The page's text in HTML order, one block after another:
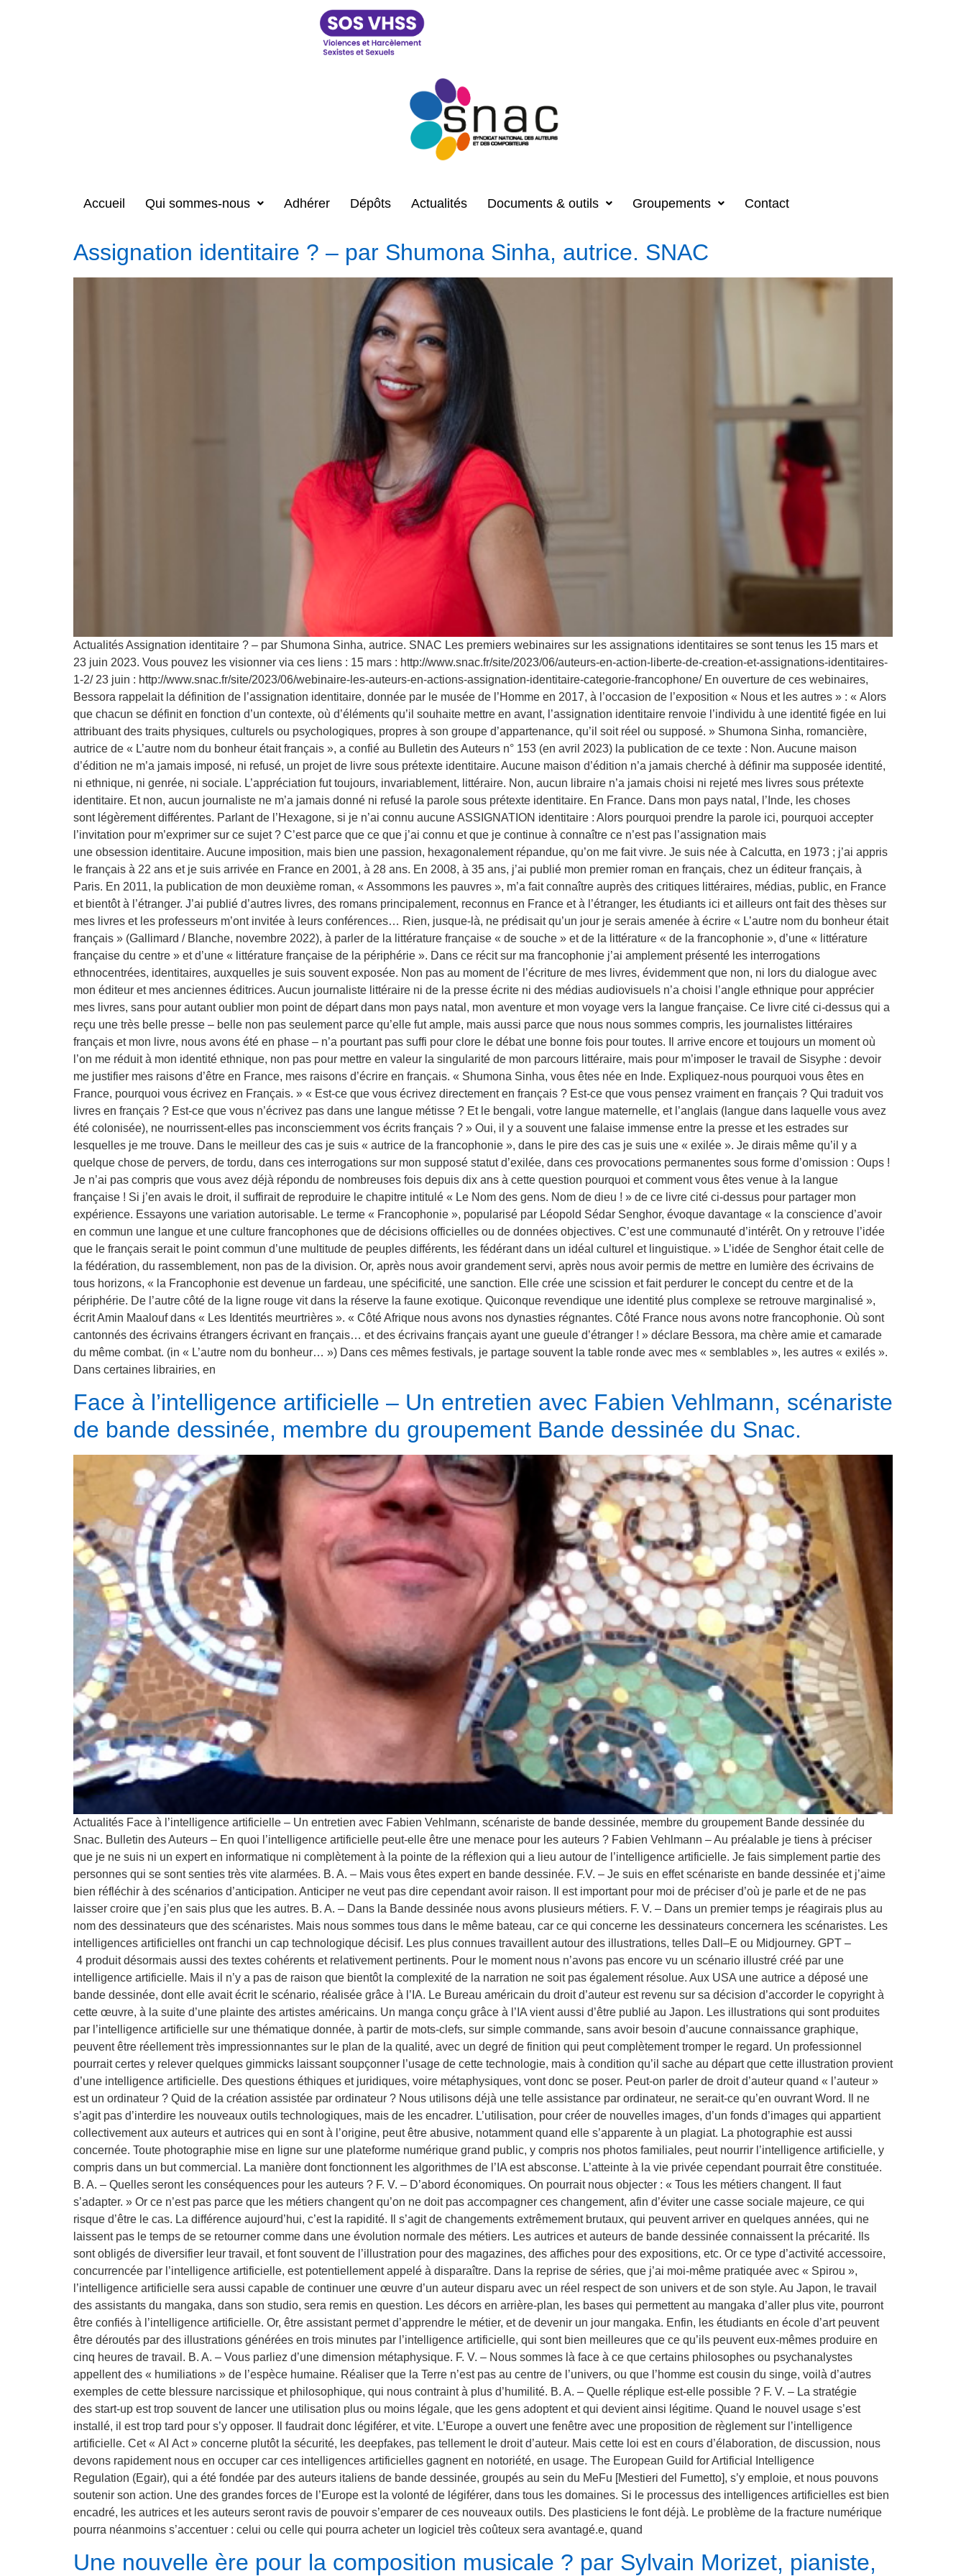
Accueil Qui sommes-nous Adhérer Dépôts Actualités Documents & outils Groupements Contact
Assignation identitaire ? – par Shumona Sinha, autrice. SNAC
Actualités Assignation identitaire ? – par Shumona Sinha, autrice. SNAC Les premiers webinaires sur les assignations identitaires se sont tenus les 15 mars et
23 juin 2023. Vous pouvez les visionner via ces liens : 15 mars : http://www.snac.fr/site/2023/06/auteurs-en-action-liberte-de-creation-et-assignations-identitaires-
1-2/ 23 juin : http://www.snac.fr/site/2023/06/webinaire-les-auteurs-en-actions-assignation-identitaire-categorie-francophone/ En ouverture de ces webinaires,
Bessora rappelait la définition de l’assignation identitaire, donnée par le musée de l’Homme en 2017, à l’occasion de l’exposition « Nous et les autres » : « Alors
que chacun se définit en fonction d’un contexte, où d’éléments qu’il souhaite mettre en avant, l’assignation identitaire renvoie l’individu à une identité figée en lui
attribuant des traits physiques, culturels ou psychologiques, propres à son groupe d’appartenance, qu’il soit réel ou supposé. » Shumona Sinha, romancière,
autrice de « L’autre nom du bonheur était français », a confié au Bulletin des Auteurs n° 153 (en avril 2023) la publication de ce texte : Non. Aucune maison
d’édition ne m’a jamais imposé, ni refusé, un projet de livre sous prétexte identitaire. Aucune maison d’édition n’a jamais cherché à définir ma supposée identité,
ni ethnique, ni genrée, ni sociale. L’appréciation fut toujours, invariablement, littéraire. Non, aucun libraire n’a jamais choisi ni rejeté mes livres sous prétexte
identitaire. Et non, aucun journaliste ne m’a jamais donné ni refusé la parole sous prétexte identitaire. En France. Dans mon pays natal, l’Inde, les choses
sont légèrement différentes. Parlant de l’Hexagone, si je n’ai connu aucune ASSIGNATION identitaire : Alors pourquoi prendre la parole ici, pourquoi accepter
l’invitation pour m’exprimer sur ce sujet ? C’est parce que ce que j’ai connu et que je continue à connaître ce n’est pas l’assignation mais
une obsession identitaire. Aucune imposition, mais bien une passion, hexagonalement répandue, qu’on me fait vivre. Je suis née à Calcutta, en 1973 ; j’ai appris
le français à 22 ans et je suis arrivée en France en 2001, à 28 ans. En 2008, à 35 ans, j’ai publié mon premier roman en français, chez un éditeur français, à
Paris. En 2011, la publication de mon deuxième roman, « Assommons les pauvres », m’a fait connaître auprès des critiques littéraires, médias, public, en France
et bientôt à l’étranger. J’ai publié d’autres livres, des romans principalement, reconnus en France et à l’étranger, les étudiants ici et ailleurs ont fait des thèses sur
mes livres et les professeurs m’ont invitée à leurs conférences… Rien, jusque-là, ne prédisait qu’un jour je serais amenée à écrire « L’autre nom du bonheur était
français » (Gallimard / Blanche, novembre 2022), à parler de la littérature française « de souche » et de la littérature « de la francophonie », d’une « littérature
française du centre » et d’une « littérature française de la périphérie ». Dans ce récit sur ma francophonie j’ai amplement présenté les interrogations
ethnocentrées, identitaires, auxquelles je suis souvent exposée. Non pas au moment de l’écriture de mes livres, évidemment que non, ni lors du dialogue avec
mon éditeur et mes anciennes éditrices. Aucun journaliste littéraire ni de la presse écrite ni des médias audiovisuels n’a choisi l’angle ethnique pour apprécier
mes livres, sans pour autant oublier mon point de départ dans mon pays natal, mon aventure et mon voyage vers la langue française. Ce livre cité ci-dessus qui a
reçu une très belle presse – belle non pas seulement parce qu’elle fut ample, mais aussi parce que nous nous sommes compris, les journalistes littéraires
français et mon livre, nous avons été en phase – n’a pourtant pas suffi pour clore le débat une bonne fois pour toutes. Il arrive encore et toujours un moment où
l’on me réduit à mon identité ethnique, non pas pour mettre en valeur la singularité de mon parcours littéraire, mais pour m’imposer le travail de Sisyphe : devoir
me justifier mes raisons d’être en France, mes raisons d’écrire en français. « Shumona Sinha, vous êtes née en Inde. Expliquez-nous pourquoi vous êtes en
France, pourquoi vous écrivez en Français. » « Est-ce que vous écrivez directement en français ? Est-ce que vous pensez vraiment en français ? Qui traduit vos
livres en français ? Est-ce que vous n’écrivez pas dans une langue métisse ? Et le bengali, votre langue maternelle, et l’anglais (langue dans laquelle vous avez
été colonisée), ne nourrissent-elles pas inconsciemment vos écrits français ? » Oui, il y a souvent une falaise immense entre la presse et les estrades sur
lesquelles je me trouve. Dans le meilleur des cas je suis « autrice de la francophonie », dans le pire des cas je suis une « exilée ». Je dirais même qu’il y a
quelque chose de pervers, de tordu, dans ces interrogations sur mon supposé statut d’exilée, dans ces provocations permanentes sous forme d’omission : Oups !
Je n’ai pas compris que vous avez déjà répondu de nombreuses fois depuis dix ans à cette question pourquoi et comment vous êtes venue à la langue
française ! Si j’en avais le droit, il suffirait de reproduire le chapitre intitulé « Le Nom des gens. Nom de dieu ! » de ce livre cité ci-dessus pour partager mon
expérience. Essayons une variation autorisable. Le terme « Francophonie », popularisé par Léopold Sédar Senghor, évoque davantage « la conscience d’avoir
en commun une langue et une culture francophones que de décisions officielles ou de données objectives. C’est une communauté d’intérêt. On y retrouve l’idée
que le français serait le point commun d’une multitude de peuples différents, les fédérant dans un idéal culturel et linguistique. » L’idée de Senghor était celle de
la fédération, du rassemblement, non pas de la division. Or, après nous avoir grandement servi, après nous avoir permis de mettre en lumière des écrivains de
tous horizons, « la Francophonie est devenue un fardeau, une spécificité, une sanction. Elle crée une scission et fait perdurer le concept du centre et de la
périphérie. De l’autre côté de la ligne rouge vit dans la réserve la faune exotique. Quiconque revendique une identité plus complexe se retrouve marginalisé »,
écrit Amin Maalouf dans « Les Identités meurtrières ». « Côté Afrique nous avons nos dynasties régnantes. Côté France nous avons notre francophonie. Où sont
cantonnés des écrivains étrangers écrivant en français… et des écrivains français ayant une gueule d’étranger ! » déclare Bessora, ma chère amie et camarade
du même combat. (in « L’autre nom du bonheur… ») Dans ces mêmes festivals, je partage souvent la table ronde avec mes « semblables », les autres « exilés ».
Dans certaines librairies, en
Face à l’intelligence artificielle – Un entretien avec Fabien Vehlmann, scénariste
de bande dessinée, membre du groupement Bande dessinée du Snac.
Actualités Face à l’intelligence artificielle – Un entretien avec Fabien Vehlmann, scénariste de bande dessinée, membre du groupement Bande dessinée du
Snac. Bulletin des Auteurs – En quoi l’intelligence artificielle peut-elle être une menace pour les auteurs ? Fabien Vehlmann – Au préalable je tiens à préciser
que je ne suis ni un expert en informatique ni complètement à la pointe de la réflexion qui a lieu autour de l’intelligence artificielle. Je fais simplement partie des
personnes qui se sont senties très vite alarmées. B. A. – Mais vous êtes expert en bande dessinée. F.V. – Je suis en effet scénariste en bande dessinée et j’aime
bien réfléchir à des scénarios d’anticipation. Anticiper ne veut pas dire cependant avoir raison. Il est important pour moi de préciser d’où je parle et de ne pas
laisser croire que j’en sais plus que les autres. B. A. – Dans la Bande dessinée nous avons plusieurs métiers. F. V. – Dans un premier temps je réagirais plus au
nom des dessinateurs que des scénaristes. Mais nous sommes tous dans le même bateau, car ce qui concerne les dessinateurs concernera les scénaristes. Les
intelligences artificielles ont franchi un cap technologique décisif. Les plus connues travaillent autour des illustrations, telles Dall–E ou Midjourney. GPT –
4 produit désormais aussi des textes cohérents et relativement pertinents. Pour le moment nous n’avons pas encore vu un scénario illustré créé par une
intelligence artificielle. Mais il n’y a pas de raison que bientôt la complexité de la narration ne soit pas également résolue. Aux USA une autrice a déposé une
bande dessinée, dont elle avait écrit le scénario, réalisée grâce à l’IA. Le Bureau américain du droit d’auteur est revenu sur sa décision d’accorder le copyright à
cette œuvre, à la suite d’une plainte des artistes américains. Un manga conçu grâce à l’IA vient aussi d’être publié au Japon. Les illustrations qui sont produites
par l’intelligence artificielle sur une thématique donnée, à partir de mots-clefs, sur simple commande, sans avoir besoin d’aucune connaissance graphique,
peuvent être réellement très impressionnantes sur le plan de la qualité, avec un degré de finition qui peut complètement tromper le regard. Un professionnel
pourrait certes y relever quelques gimmicks laissant soupçonner l’usage de cette technologie, mais à condition qu’il sache au départ que cette illustration provient
d’une intelligence artificielle. Des questions éthiques et juridiques, voire métaphysiques, vont donc se poser. Peut-on parler de droit d’auteur quand « l’auteur »
est un ordinateur ? Quid de la création assistée par ordinateur ? Nous utilisons déjà une telle assistance par ordinateur, ne serait-ce qu’en ouvrant Word. Il ne
s’agit pas d’interdire les nouveaux outils technologiques, mais de les encadrer. L’utilisation, pour créer de nouvelles images, d’un fonds d’images qui appartient
collectivement aux auteurs et autrices qui en sont à l’origine, peut être abusive, notamment quand elle s’apparente à un plagiat. La photographie est aussi
concernée. Toute photographie mise en ligne sur une plateforme numérique grand public, y compris nos photos familiales, peut nourrir l’intelligence artificielle, y
compris dans un but commercial. La manière dont fonctionnent les algorithmes de l’IA est absconse. L’atteinte à la vie privée cependant pourrait être constituée.
B. A. – Quelles seront les conséquences pour les auteurs ? F. V. – D’abord économiques. On pourrait nous objecter : « Tous les métiers changent. Il faut
s’adapter. » Or ce n’est pas parce que les métiers changent qu’on ne doit pas accompagner ces changement, afin d’éviter une casse sociale majeure, ce qui
risque d’être le cas. La différence aujourd’hui, c’est la rapidité. Il s’agit de changements extrêmement brutaux, qui peuvent arriver en quelques années, qui ne
laissent pas le temps de se retourner comme dans une évolution normale des métiers. Les autrices et auteurs de bande dessinée connaissent la précarité. Ils
sont obligés de diversifier leur travail, et font souvent de l’illustration pour des magazines, des affiches pour des expositions, etc. Or ce type d’activité accessoire,
concurrencée par l’intelligence artificielle, est potentiellement appelé à disparaître. Dans la reprise de séries, que j’ai moi-même pratiquée avec « Spirou »,
l’intelligence artificielle sera aussi capable de continuer une œuvre d’un auteur disparu avec un réel respect de son univers et de son style. Au Japon, le travail
des assistants du mangaka, dans son studio, sera remis en question. Les décors en arrière-plan, les bases qui permettent au mangaka d’aller plus vite, pourront
être confiés à l’intelligence artificielle. Or, être assistant permet d’apprendre le métier, et de devenir un jour mangaka. Enfin, les étudiants en école d’art peuvent
être déroutés par des illustrations générées en trois minutes par l’intelligence artificielle, qui sont bien meilleures que ce qu’ils peuvent eux-mêmes produire en
cinq heures de travail. B. A. – Vous parliez d’une dimension métaphysique. F. V. – Nous sommes là face à ce que certains philosophes ou psychanalystes
appellent des « humiliations » de l’espèce humaine. Réaliser que la Terre n’est pas au centre de l’univers, ou que l’homme est cousin du singe, voilà d’autres
exemples de cette blessure narcissique et philosophique, qui nous contraint à plus d’humilité. B. A. – Quelle réplique est-elle possible ? F. V. – La stratégie
des start-up est trop souvent de lancer une utilisation plus ou moins légale, que les gens adoptent et qui devient ainsi légitime. Quand le nouvel usage s’est
installé, il est trop tard pour s’y opposer. Il faudrait donc légiférer, et vite. L’Europe a ouvert une fenêtre avec une proposition de règlement sur l’intelligence
artificielle. Cet « AI Act » concerne plutôt la sécurité, les deepfakes, pas tellement le droit d’auteur. Mais cette loi est en cours d’élaboration, de discussion, nous
devons rapidement nous en occuper car ces intelligences artificielles gagnent en notoriété, en usage. The European Guild for Artificial Intelligence
Regulation (Egair), qui a été fondée par des auteurs italiens de bande dessinée, groupés au sein du MeFu [Mestieri del Fumetto], s’y emploie, et nous pouvons
soutenir son action. Une des grandes forces de l’Europe est la volonté de légiférer, dans tous les domaines. Si le processus des intelligences artificielles est bien
encadré, les autrices et les auteurs seront ravis de pouvoir s’emparer de ces nouveaux outils. Des plasticiens le font déjà. Le problème de la fracture numérique
pourra néanmoins s’accentuer : celui ou celle qui pourra acheter un logiciel très coûteux sera avantagé.e, quand
Une nouvelle ère pour la composition musicale ? par Sylvain Morizet, pianiste,